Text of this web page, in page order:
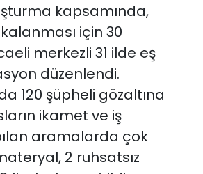
kapsamında,
için 30
merkezli 31 ilde eş
düzenlendi.
120 şüpheli gözaltına
ikamet ve iş
aramalarda çok
2 ruhsatsız